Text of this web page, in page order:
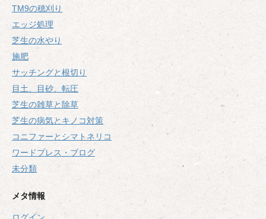
TM9の穂刈り
エッジ処理
芝生の水やり
施肥
サッチングと根切り
目土、目砂、転圧
芝生の雑草と除草
芝生の病気とキノコ対策
コニファーとシマトネリコ
ワードプレス・ブログ
未分類
メタ情報